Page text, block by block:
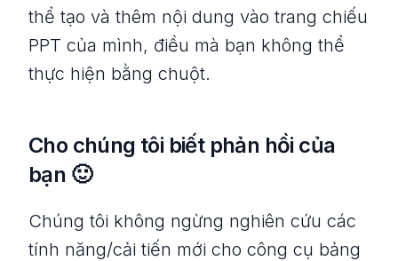
thể tạo và thêm nội dung vào trang chiếu
PPT của mình, điều mà bạn không thể
thực hiện bằng chuột.
Cho chúng tôi biết phản hồi của
bạn 🙂
Chúng tôi không ngừng nghiên cứu các
tính năng/cải tiến mới cho công cụ bảng